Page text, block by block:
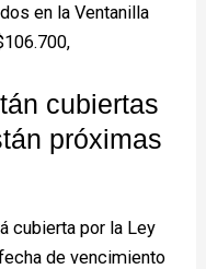
en la Ventanilla
cubiertas
próximas
cubierta por la Ley
de vencimiento